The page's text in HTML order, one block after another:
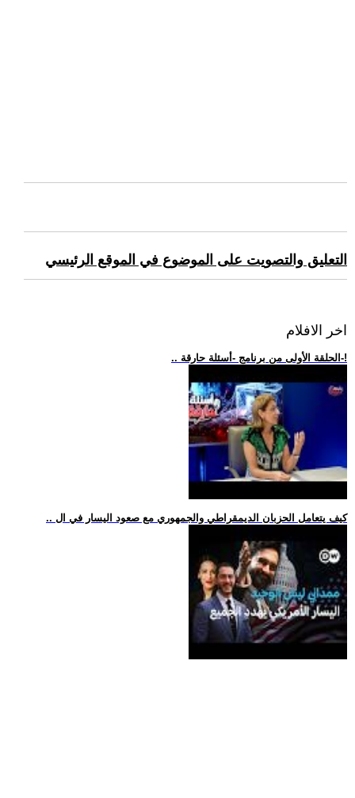
التعليق والتصويت على الموضوع في الموقع الرئيسي
اخر الافلام
.. الحلقة الأولى من برنامج -أسئلة حارقة-!
.. كيف يتعامل الحزبان الديمقراطي والجمهوري مع صعود اليسار في ال